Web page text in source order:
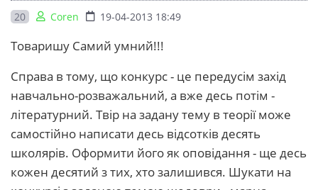
20 Coren 19-04-2013 18:49
Товаришу Самий умний!!!
Справа в тому, що конкурс - це передусім захід
навчально-розважальний, а вже десь потім -
літературний. Твір на задану тему в теорії може
самостійно написати десь відсотків десять
школярів. Оформити його як оповідання - ще десь
кожен десятий з тих, хто залишився. Шукати на